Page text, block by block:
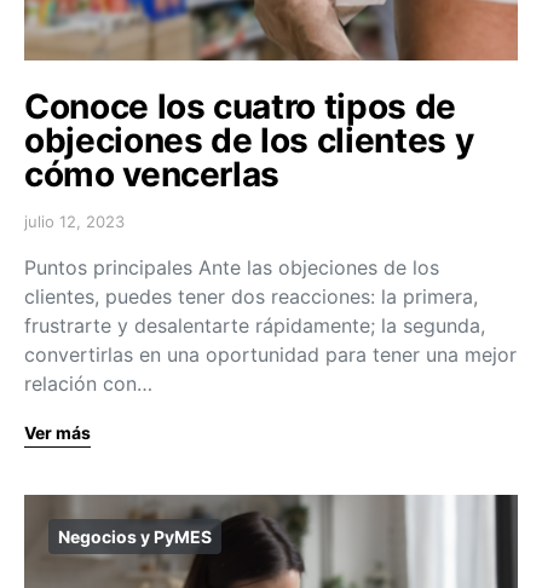
Conoce los cuatro tipos de
objeciones de los clientes y
cómo vencerlas
julio 12, 2023
Puntos principales Ante las objeciones de los
clientes, puedes tener dos reacciones: la primera,
frustrarte y desalentarte rápidamente; la segunda,
convertirlas en una oportunidad para tener una mejor
relación con…
Ver más
Negocios y PyMES